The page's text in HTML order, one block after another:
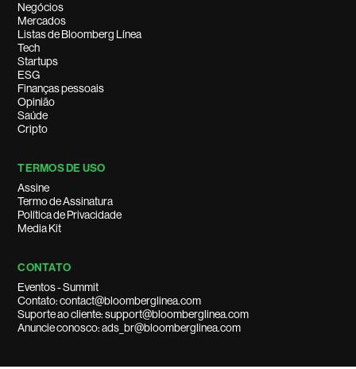
Negócios
Mercados
Listas de Bloomberg Línea
Tech
Startups
ESG
Finanças pessoais
Opinião
Saúde
Cripto
TERMOS DE USO
Assine
Termo de Assinatura
Política de Privacidade
Media Kit
CONTATO
Eventos - Summit
Contato: contact@bloomberglinea.com
Suporte ao cliente: support@bloomberglinea.com
Anuncie conosco: ads_br@bloomberglinea.com